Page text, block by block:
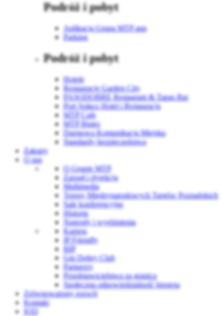
Podróż i pobyt
Aplikacja Grupa MTP app
Parking
Podróż i pobyt
Hotele
Restauracje Garden City
PASODOBRE Restaurant & Tapas Bar
Port Sołacz Hotel i Restauracja
MTP Cafe
MTP Bistro
Darmowa Komunikacja Miejska
Standardy bezpieczeństwa
Zakupy
O nas
O Grupie MTP
Zarząd i dyrekcja
Multimedia
Tereny Międzynarodowych Targów Poznańskich
Sale konferencyjne
Historia
Nagrody i wyróżnienia
Kariera
IP Friendly
BIP
Gin Dobry Club
Partnerzy
Przedstawicielstwa za granicą
Społeczna odpowiedzialność biznesu
Zrównoważony rozwój
Kontakt
IOD